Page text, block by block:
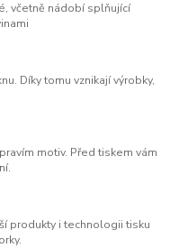
včetně nádobí splňující
Díky tomu vznikají výrobky,
motiv. Před tiskem vám
produkty i technologii tisku